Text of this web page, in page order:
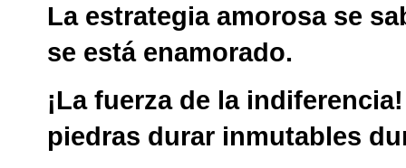
La estrategia amorosa se
se está enamorado.
¡La fuerza de la
piedras durar inmutables